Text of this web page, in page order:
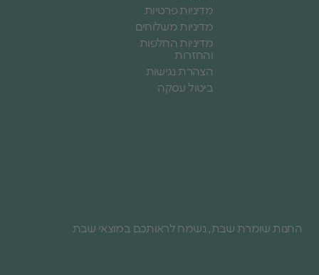
מדיניות פרטיות
מדיניות משלוחים
מדיניות החלפות
והחזרות
הצהרת נגישות
ביטול עסקה
החנות שומרת שבת, נשמח לראותכם במוצאי שבת